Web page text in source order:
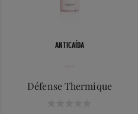
ANTICAÍDA
Défense Thermique